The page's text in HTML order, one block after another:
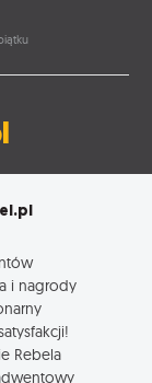
i nagrody
Rebela